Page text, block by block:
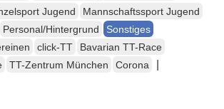
Jugend
Mannschaftssport Jugend
Personal/Hintergrund
Sonstiges
click-TT
Bavarian TT-Race
TT-Zentrum München Corona